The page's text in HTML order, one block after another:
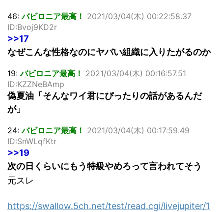
46:バビロニア最高！ 2021/03/04(木) 00:22:58.37
ID:Bvoj9KD2r
>>17
なぜこんな性格なのにヤバい組織に入りたがるのか
19:バビロニア最高！ 2021/03/04(木) 00:16:57.51
ID:KZZNeBAmp
偽夏油「そんなワイ君にぴったりの話があるんだ
が」
24:バビロニア最高！ 2021/03/04(木) 00:17:59.49
ID:SnWLqfKtr
>>19
次の日くらいにもう特級やめろって言われてそう
元スレ
https://swallow.5ch.net/test/read.cgi/livejupiter/1